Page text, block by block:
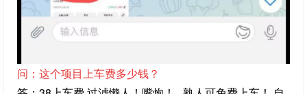
问：这个项目上车费多少钱？